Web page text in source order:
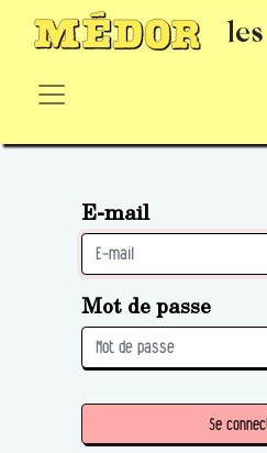
E-mail
Mot de passe
Se